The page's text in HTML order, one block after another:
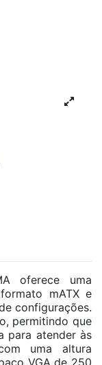
oferece uma
mATX e
configurações.
permitindo que
para atender às
uma altura
VGA de 250